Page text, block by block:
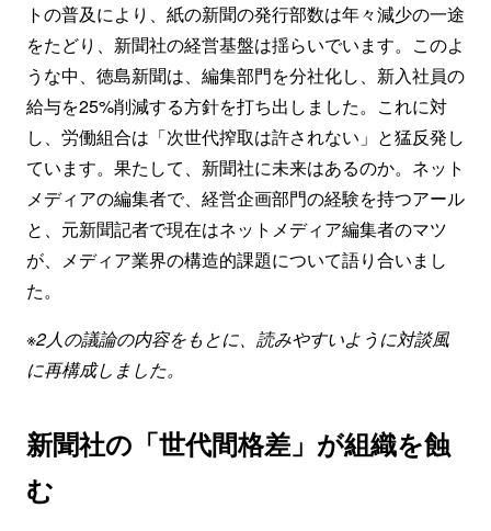
トの普及により、紙の新聞の発行部数は年々減少の一途
をたどり、新聞社の経営基盤は揺らいでいます。このよ
うな中、徳島新聞は、編集部門を分社化し、新入社員の
給与を25%削減する方針を打ち出しました。これに対
し、労働組合は「次世代搾取は許されない」と猛反発し
ています。果たして、新聞社に未来はあるのか。ネット
メディアの編集者で、経営企画部門の経験を持つアール
と、元新聞記者で現在はネットメディア編集者のマツ
が、メディア業界の構造的課題について語り合いまし
た。
※2人の議論の内容をもとに、読みやすいように対談風
に再構成しました。
新聞社の「世代間格差」が組織を蝕
む